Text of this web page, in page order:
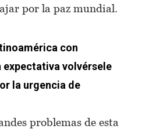
por la paz mundial.
con
volvérsele
la urgencia de
problemas de esta